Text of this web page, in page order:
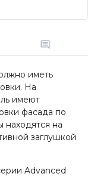
иметь
На
имеют
фасада по
находятся на
заглушкой
Advanced